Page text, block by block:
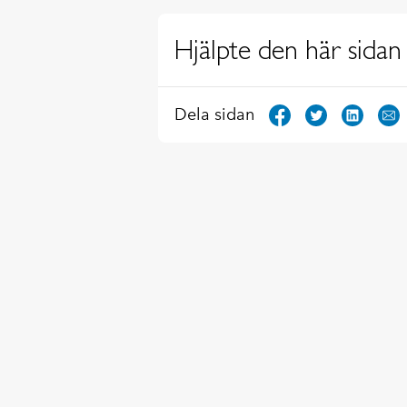
Hjälpte den här sidan
Dela sidan